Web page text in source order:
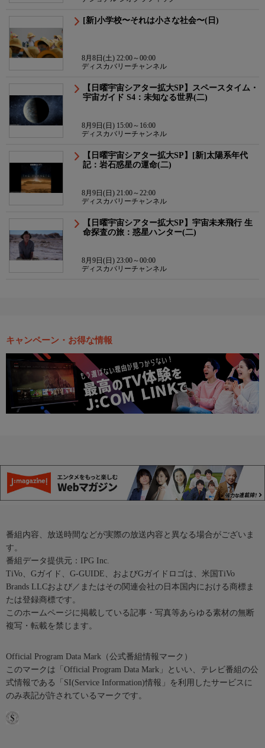
[新]小学校〜それは小さな社会〜(日)
8月8日(土) 22:00～00:00
ディスカバリーチャンネル
【日曜宇宙シアター拡大SP】スペースタイム・
宇宙ガイド S4：未知なる世界(二)
8月9日(日) 15:00～16:00
ディスカバリーチャンネル
【日曜宇宙シアター拡大SP】[新]太陽系年代
記：岩石惑星の運命(二)
8月9日(日) 21:00～22:00
ディスカバリーチャンネル
【日曜宇宙シアター拡大SP】宇宙未来飛行 生
命探査の旅：惑星ハンター(二)
8月9日(日) 23:00～00:00
ディスカバリーチャンネル
キャンペーン・お得な情報
番組内容、放送時間などが実際の放送内容と異なる場合がございま
す。
番組データ提供元：IPG Inc.
TiVo、Gガイド、G-GUIDE、およびGガイドロゴは、米国TiVo
Brands LLCおよび／またはその関連会社の日本国内における商標ま
たは登録商標です。
このホームページに掲載している記事・写真等あらゆる素材の無断
複写・転載を禁じます。
Official Program Data Mark（公式番組情報マーク）
このマークは「Official Program Data Mark」といい、テレビ番組の公
式情報である「SI(Service Information)情報」を利用したサービスに
のみ表記が許されているマークです。